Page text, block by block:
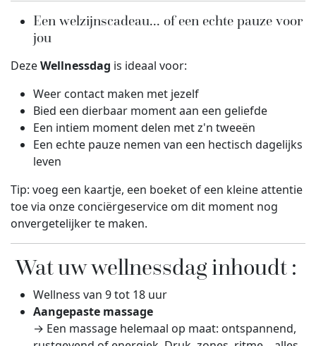
Een welzijnscadeau... of een echte pauze voor
jou
DezeWellnessdag is ideaal voor:
Weer contact maken met jezelf
Bied een dierbaar moment aan een geliefde
Een intiem moment delen met z'n tweeën
Een echte pauze nemen van een hectisch dagelijks
leven
Tip: voeg een kaartje, een boeket of een kleine attentie
toe via onze conciërgeservice om dit moment nog
onvergetelijker te maken.
Wat uw wellnessdag inhoudt:
Wellness van 9 tot 18 uur
Aangepaste massage
→ Een massage helemaal op maat: ontspannend,